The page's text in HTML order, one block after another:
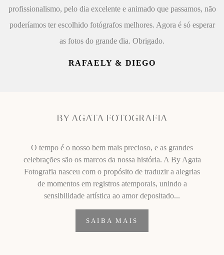
profissionalismo, pelo dia excelente e animado que passamos, não
poderíamos ter escolhido fotógrafos melhores. Agora é só esperar
as fotos do grande dia. Obrigado.
RAFAELY & DIEGO
BY AGATA FOTOGRAFIA
O tempo é o nosso bem mais precioso, e as grandes
celebrações são os marcos da nossa história. A By Agata
Fotografia nasceu com o propósito de traduzir a alegrias
de momentos em registros atemporais, unindo a
sensibilidade artística ao amor depositado...
SAIBA MAIS